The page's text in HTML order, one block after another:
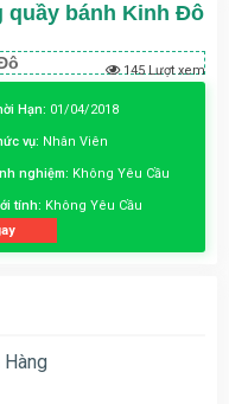
quầy bánh Kinh Đô
145 Lượt xem
Hạn: 01/04/2018
vụ: Nhân Viên
nghiệm: Không Yêu Cầu
tính: Không Yêu Cầu
Hàng